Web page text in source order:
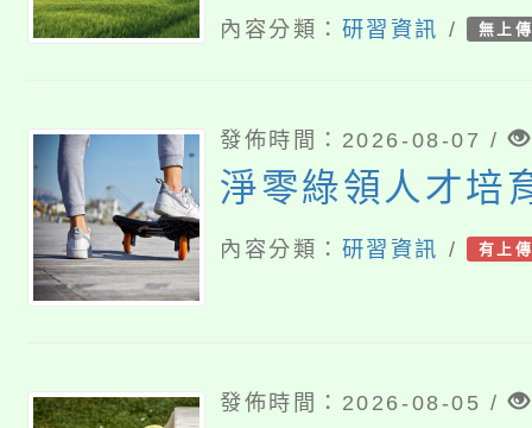
及理賠申請書改
內容分類： 研習資訊 / 無上
發佈時間：2026-08-07 /
淨零綠領人才培
內容分類： 研習資訊 / 有上
發佈時間：2026-08-05 /